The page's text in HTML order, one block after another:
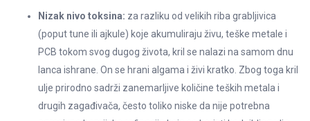
Nizak nivo toksina: za razliku od velikih riba grabljivica
(poput tune ili ajkule) koje akumuliraju živu, teške metale i
PCB tokom svog dugog života, kril se nalazi na samom dnu
lanca ishrane. On se hrani algama i živi kratko. Zbog toga kril
ulje prirodno sadrži zanemarljive količine teških metala i
drugih zagađivača, često toliko niske da nije potrebna